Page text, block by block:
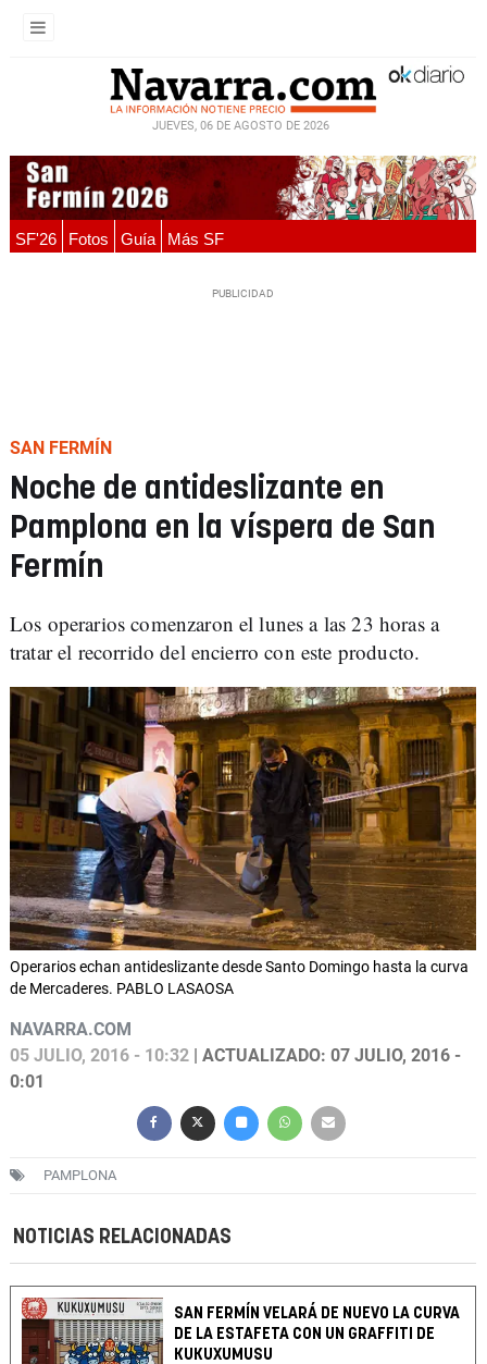
JUEVES, 06 DE AGOSTO DE 2026
SF'26 Fotos Guía Más SF
SAN FERMÍN
Noche de antideslizante en
Pamplona en la víspera de San
Fermín
Los operarios comenzaron el lunes a las 23 horas a
tratar el recorrido del encierro con este producto.
Operarios echan antideslizante desde Santo Domingo hasta la curva
de Mercaderes. PABLO LASAOSA
NAVARRA.COM
05 JULIO, 2016 - 10:32 | ACTUALIZADO: 07 JULIO, 2016 -
0:01
PAMPLONA
NOTICIAS RELACIONADAS
SAN FERMÍN VELARÁ DE NUEVO LA CURVA
DE LA ESTAFETA CON UN GRAFFITI DE
KUKUXUMUSU